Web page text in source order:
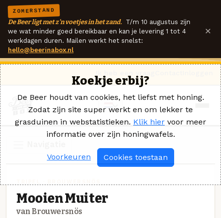
ZOMERSTAND
De Beer ligt met z'n voetjes in het zand. T/m 10 augustus zijn
we wat minder goed bereikbaar en kan je levering 1 tot 4
werkdagen duren. Mailen werkt het snelst:
hello@beerinabox.nl
×
Mooien Muiter
van Brouwersnös
Koekje erbij?
De Beer houdt van cookies, het liefst met honing.
Zodat zijn site super werkt en om lekker te
grasduinen in webstatistieken. Klik hier voor meer
informatie over zijn honingwafels.
Voorkeuren Cookies toestaan